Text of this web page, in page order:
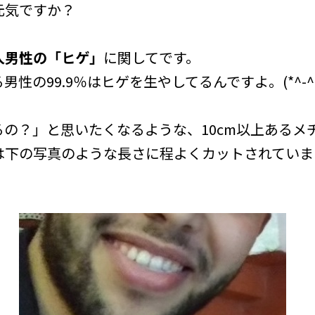
ですか？
性の「ヒゲ」 に関してです。
性の99.9％はヒゲを生やしてるんですよ。(*^-
？」と思いたくなるような、10cm以上あるメ
の写真のような長さに程よくカットされてい